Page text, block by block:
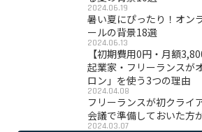
2024.06.19
暑い夏にぴったり！オン
ールの背景18選
2024.06.13
【初期費用0円・月額
起業家・フリーランスが
ロン」を使う3つの理由
2024.04.08
フリーランスが初クライ
会議で準備しておいた方
2024.03.07